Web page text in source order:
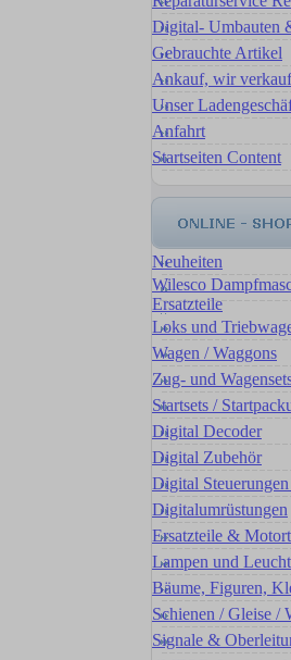
Digital- Umbauten
Gebrauchte Artikel
Ankauf, wir
Unser
Anfahrt
Startseiten Content
Neuheiten
Wilesco
Ersatzteile
Loks und
Wagen / Waggons
Zug- und
Startsets /
Digital Decoder
Digital Zubehör
Digital
Digitalumrüstungen
Ersatzteile &
Lampen und
Bäume, Figuren,
Schienen / Gleise /
Signale &